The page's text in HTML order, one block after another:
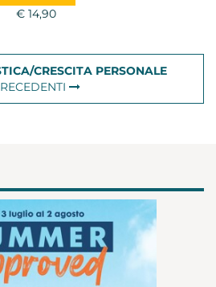
€ 14,90
CRESCITA PERSONALE